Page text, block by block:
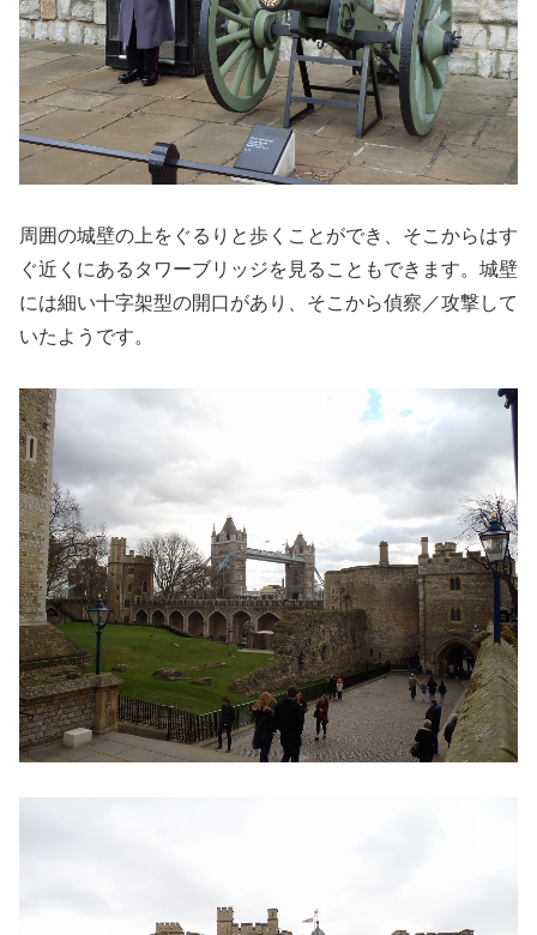
周囲の城壁の上をぐるりと歩くことができ、そこからはす
ぐ近くにあるタワーブリッジを見ることもできます。城壁
には細い十字架型の開口があり、そこから偵察／攻撃して
いたようです。